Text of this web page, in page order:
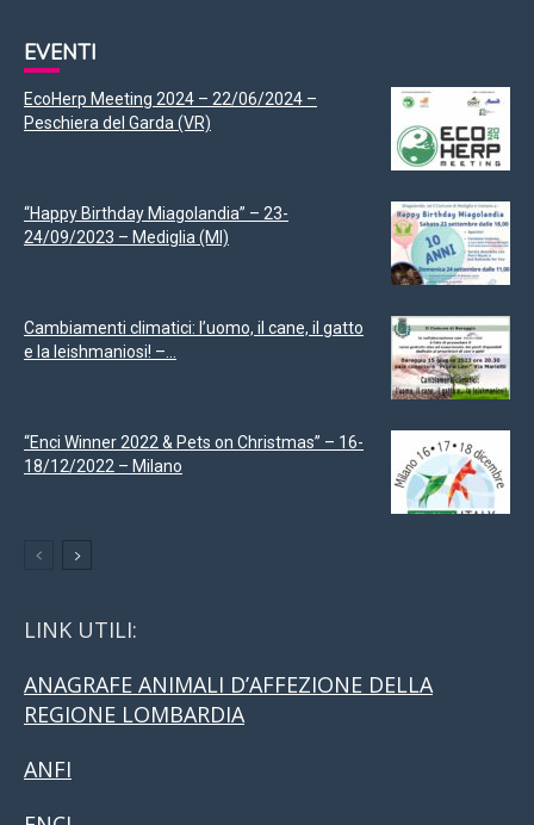
EVENTI
EcoHerp Meeting 2024 – 22/06/2024 –
Peschiera del Garda (VR)
“Happy Birthday Miagolandia” – 23-
24/09/2023 – Mediglia (MI)
Cambiamenti climatici: l’uomo, il cane, il gatto
e la leishmaniosi! –...
“Enci Winner 2022 & Pets on Christmas” – 16-
18/12/2022 – Milano
LINK UTILI:
ANAGRAFE ANIMALI D’AFFEZIONE DELLA
REGIONE LOMBARDIA
ANFI